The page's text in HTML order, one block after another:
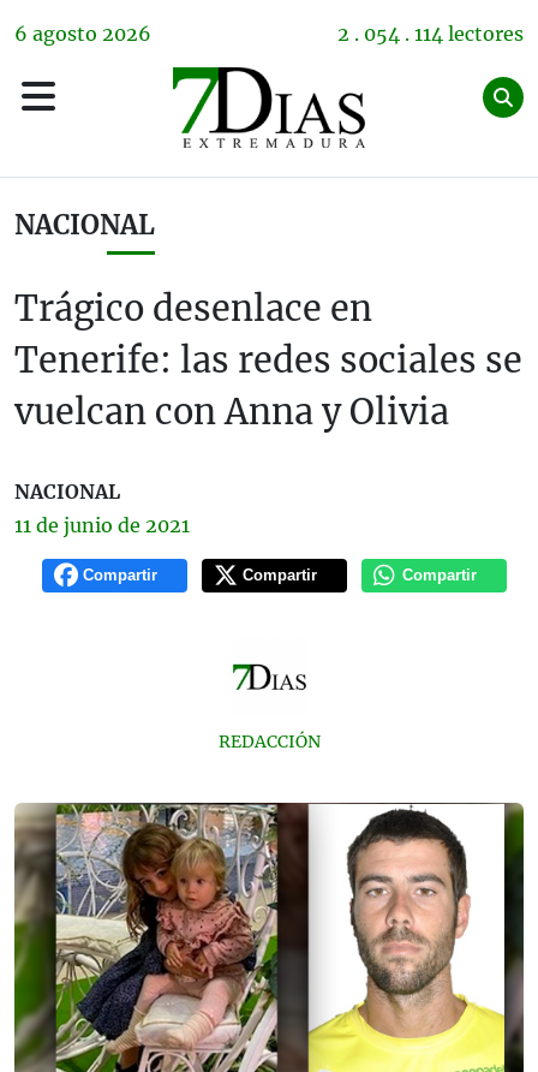
6 agosto 2026 2 . 054 . 114 lectores
NACIONAL
Trágico desenlace en
Tenerife: las redes sociales se
vuelcan con Anna y Olivia
NACIONAL
11 de junio de 2021
Compartir Compartir Compartir
REDACCIÓN